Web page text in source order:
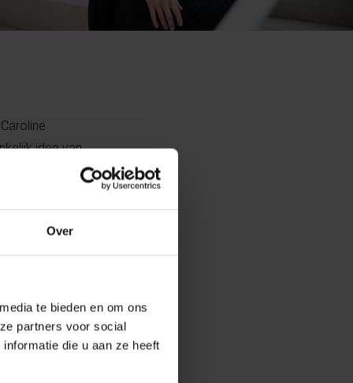
Over
te bieden en om ons
partners voor social
die u aan ze heeft
idee van
Hieruit vloeide
maar ook
Het gebouw
hele bouw
samen
het netwerk.